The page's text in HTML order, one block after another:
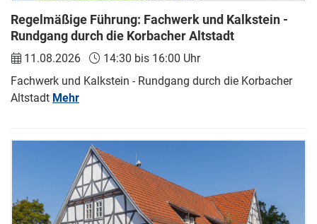
Regelmäßige Führung: Fachwerk und Kalkstein -
Rundgang durch die Korbacher Altstadt
11.08.2026
14:30 bis 16:00 Uhr
Fachwerk und Kalkstein - Rundgang durch die Korbacher
Altstadt Mehr